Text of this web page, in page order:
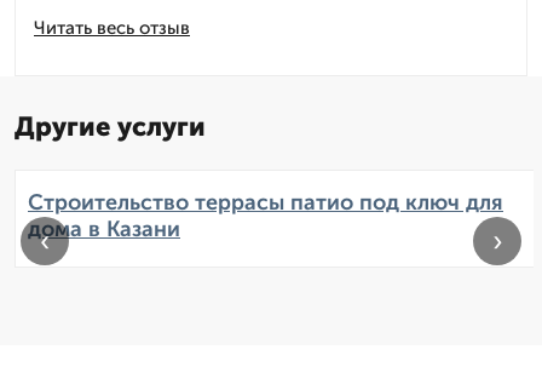
Читать весь отзыв
Другие услуги
Строительство террасы патио под ключ для
дома в Казани
‹ ›